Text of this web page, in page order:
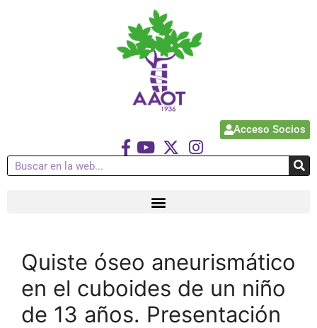
Acceso Socios
Quiste óseo aneurismático
en el cuboides de un niño
de 13 años. Presentación